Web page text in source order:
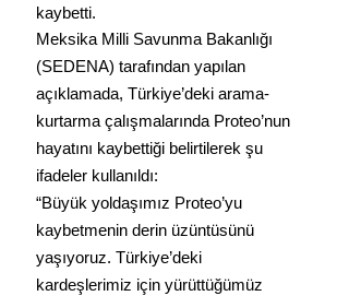
kaybetti.
Meksika Milli Savunma Bakanlığı
(SEDENA) tarafından yapılan
açıklamada, Türkiye’deki arama-
kurtarma çalışmalarında Proteo’nun
hayatını kaybettiği belirtilerek şu
ifadeler kullanıldı:
“Büyük yoldaşımız Proteo’yu
kaybetmenin derin üzüntüsünü
yaşıyoruz. Türkiye’deki
kardeşlerimiz için yürüttüğümüz